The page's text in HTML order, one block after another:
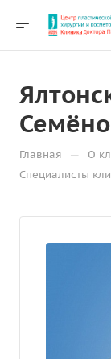
Главная — О
Специалисты